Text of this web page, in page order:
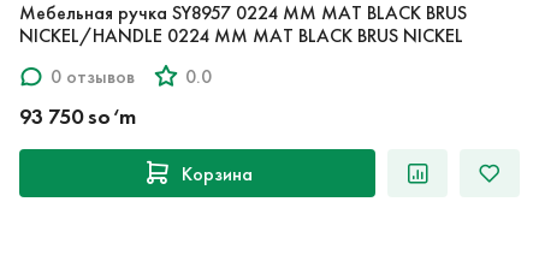
Мебельная ручка SY8957 0224 MM MAT BLACK BRUS
NICKEL/HANDLE 0224 MM MAT BLACK BRUS NICKEL
0 отзывов
0.0
93 750 so‘m
Корзина